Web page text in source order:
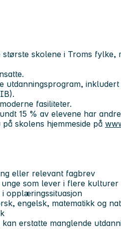
skolene i Troms fylke,
utdanningsprogram,
fasiliteter.
15 % av elevene har
skolens hjemmeside på
eller relevant fagbrev
som lever i flere kulturer
i opplæringssituasjon
engelsk, matematikk og
erstatte manglende